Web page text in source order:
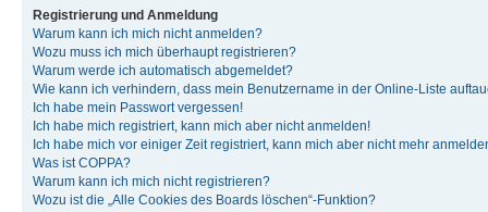
Registrierung und Anmeldung
Warum kann ich mich nicht anmelden?
Wozu muss ich mich überhaupt registrieren?
Warum werde ich automatisch abgemeldet?
Wie kann ich verhindern, dass mein Benutzername in der Online-Liste
Ich habe mein Passwort vergessen!
Ich habe mich registriert, kann mich aber nicht anmelden!
Ich habe mich vor einiger Zeit registriert, kann mich aber nicht mehr
Was ist COPPA?
Warum kann ich mich nicht registrieren?
Wozu ist die „Alle Cookies des Boards löschen“-Funktion?